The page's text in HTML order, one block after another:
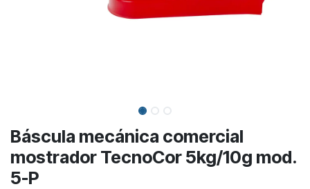
Báscula mecánica comercial
mostrador TecnoCor 5kg/10g mod.
5-P